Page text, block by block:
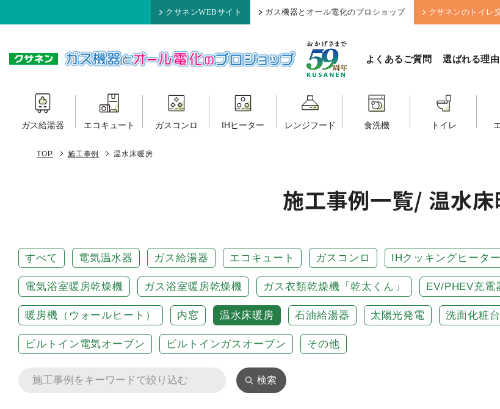
クサネンWEBサイト ガス機器とオール電化のプロショップ クサネンのトイレ
よくあるご質問 選ばれる理由
ガス給湯器 エコキュート ガスコンロ IHヒーター レンジフード 食洗機 トイレ
TOP 施工事例 温水床暖房
施工事例一覧/ 温水床
すべて 電気温水器 ガス給湯器 エコキュート ガスコンロ IHクッキングヒーター
電気浴室暖房乾燥機 ガス浴室暖房乾燥機 ガス衣類乾燥機「乾太くん」 EV/PHEV充電
暖房機（ウォールヒート） 内窓 温水床暖房 石油給湯器 太陽光発電 洗面化粧台
ビルトイン電気オーブン ビルトインガスオーブン その他
検索